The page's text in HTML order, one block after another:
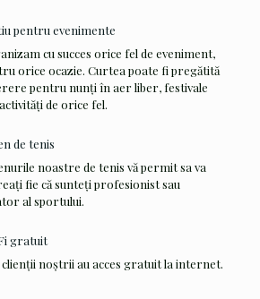
pentru evenimente
cu succes orice fel de eveniment,
orice ocazie. Curtea poate fi pregătită
pentru nunți în aer liber, festivale
de orice fel.
de tenis
noastre de tenis vă permit sa va
fie că sunteți profesionist sau
al sportului.
gratuit
noștrii au acces gratuit la internet.